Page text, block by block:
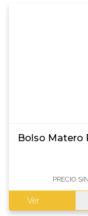
Bolso Matero
PRECIO
Ver